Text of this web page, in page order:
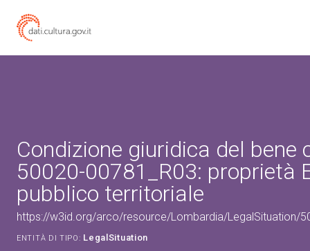
Condizione giuridica del bene
50020-00781_R03: proprietà
pubblico territoriale
https://w3id.org/arco/resource/Lombardia/LegalSituation/
ENTITÀ DI TIPO: LegalSituation